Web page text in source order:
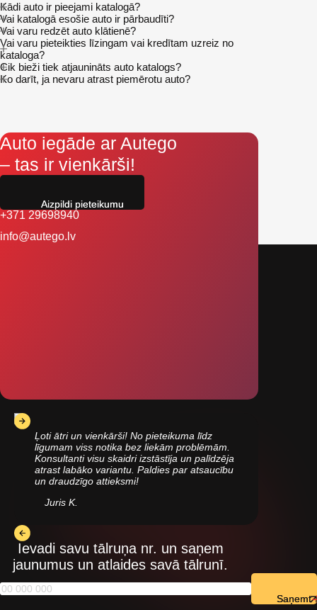
Kādi auto ir pieejami katalogā?
Vai katalogā esošie auto ir pārbaudīti?
Vai varu redzēt auto klātienē?
Vai varu pieteikties līzingam vai kredītam uzreiz no
kataloga?
Cik bieži tiek atjaunināts auto katalogs?
Ko darīt, ja nevaru atrast piemērotu auto?
Auto iegāde ar Autego
– tas ir vienkārši!
+371 29698940
info@autego.lv
Ļoti ātri un vienkārši! No pieteikuma līdz
līgumam viss notika bez liekām problēmām.
Konsultanti visu skaidri izstāstīja un palīdzēja
atrast labāko variantu. Paldies par atsaucību
un draudzīgo attieksmi!
Juris K.
Ievadi savu tālruņa nr. un saņem
jaunumus un atlaides savā tālrunī.